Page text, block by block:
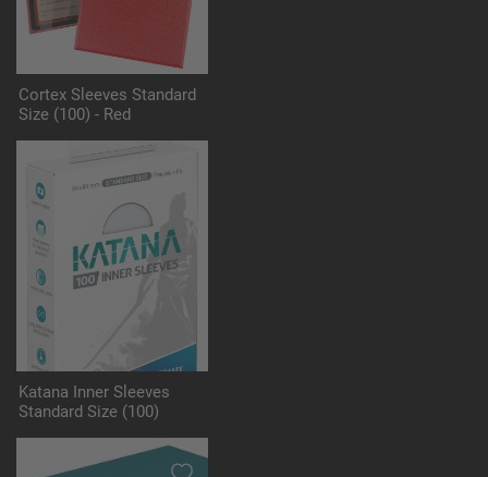
Cortex Sleeves Standard
Size (100) - Red
Katana Inner Sleeves
Standard Size (100)